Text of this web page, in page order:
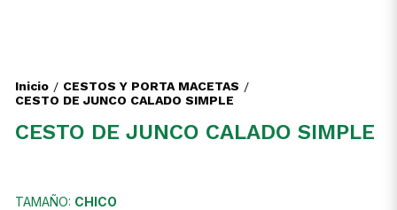
Inicio / CESTOS Y PORTA MACETAS /
CESTO DE JUNCO CALADO SIMPLE
CESTO DE JUNCO CALADO SIMPLE
TAMAÑO: CHICO